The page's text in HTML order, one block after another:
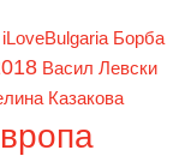
iLoveBulgaria Борба
Васил Левски
Казакова